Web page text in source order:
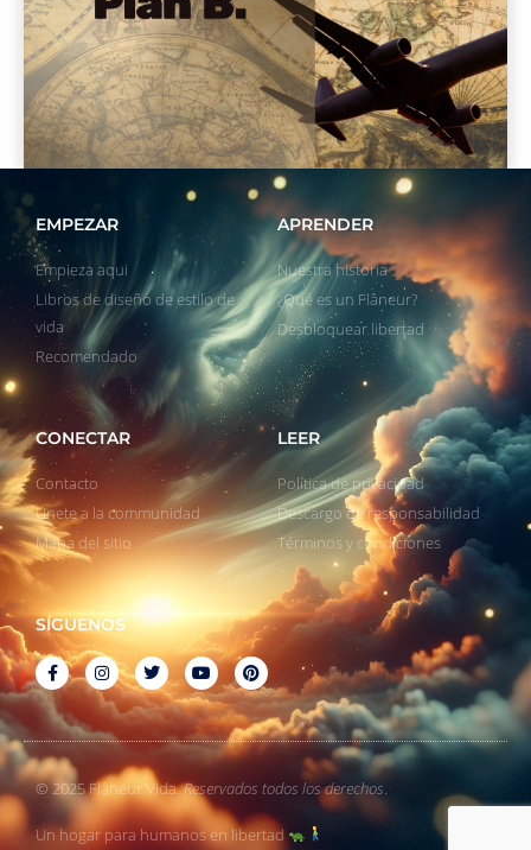
EMPEZAR
Empieza aqui
Libros de diseño de estilo de
vida
Recomendado
APRENDER
Nuestra historia
¿Qué es un Flâneur?
Desbloquear libertad
CONECTAR
Contacto
Unete a la communidad
Mapa del sitio
LEER
Política de privacidad
Descargo de responsabilidad
Términos y condiciones
SÍGUENOS
© 2025 Flâneur Vida.Reservados todos los derechos
Un hogar para humanos en libertad